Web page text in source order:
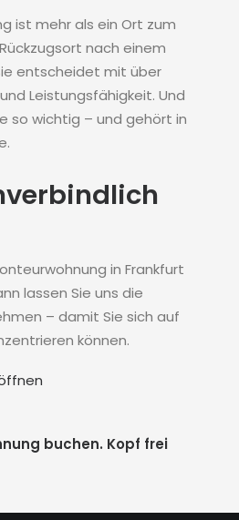
ist mehr als ein Ort zum
nach einem
entscheidet mit über
Leistungsfähigkeit. Und
so wichtig – und gehört in
in Frankfurt
lassen Sie uns die
– damit Sie sich auf
können.
buchen. Kopf frei